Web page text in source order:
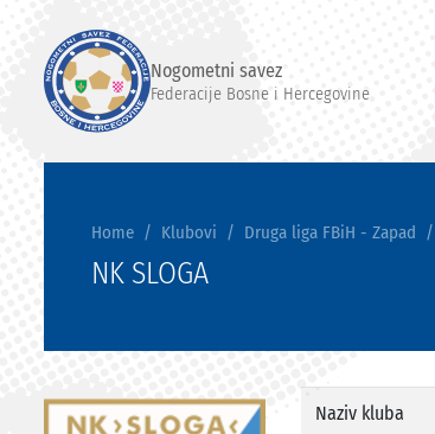
Nogometni savez
Federacije Bosne i Hercegovine
Home Klubovi Druga liga FBiH - Zapad
NK SLOGA
Naziv kluba